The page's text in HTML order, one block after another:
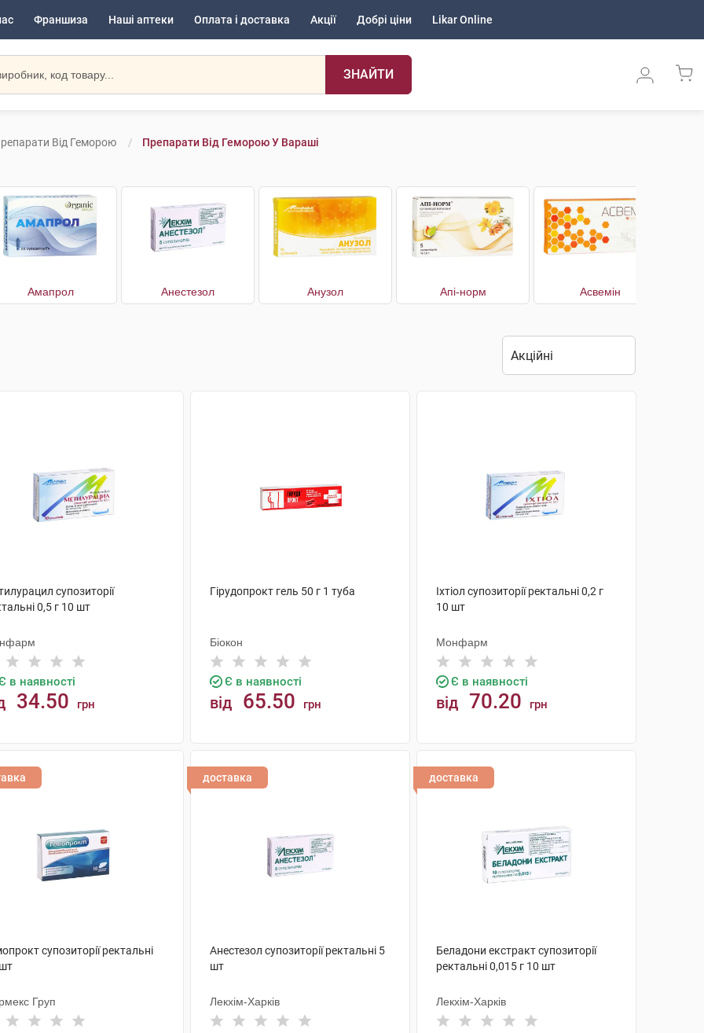
Франшиза Наші аптеки Оплата і доставка Акції Добрі ціни Likar Online
ЗНАЙТИ
Від Геморою Препарати Від Геморою У Вараші
Амапрол Анестезол Анузол Апі-норм Асвемін
супозиторії
0,5 г 10 шт
в наявності
34.50 грн
Гірудопрокт гель 50 г 1 туба
Біокон
Є в наявності
від 65.50 грн
Іхтіол супозиторії ректальні 0,2 г
10 шт
Монфарм
Є в наявності
від 70.20 грн
супозиторії ректальні
Груп
доставка
Анестезол супозиторії ректальні 5
шт
Лекхім-Харків
доставка
Беладони екстракт супозиторії
ректальні 0,015 г 10 шт
Лекхім-Харків